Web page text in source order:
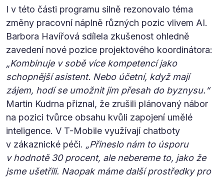
I v této části programu silně rezonovalo téma
změny pracovní náplně různých pozic vlivem AI.
Barbora Havířová sdílela zkušenost ohledně
zavedení nové pozice projektového koordinátora:
„Kombinuje v sobě více kompetencí jako
schopnější asistent. Nebo účetní, když mají
zájem, hodí se umožnit jim přesah do byznysu.“
Martin Kudrna přiznal, že zrušili plánovaný nábor
na pozici tvůrce obsahu kvůli zapojení umělé
inteligence. V T-Mobile využívají chatboty
v zákaznické péči. „Přineslo nám to úsporu
v hodnotě 30 procent, ale nebereme to, jako že
jsme ušetřili. Naopak máme další prostředky pro